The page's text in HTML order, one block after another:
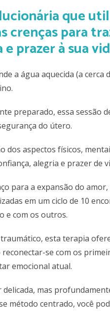
que
crenças para
prazer à sua
a água aquecida (a cerca
preparado, essa sessão
do útero.
dos aspectos físicos,
alegria e prazer de
para a expansão do amor,
em um ciclo de 10
e com os outros.
esta terapia
se com os
emocional atual.
mas
método centrado, você